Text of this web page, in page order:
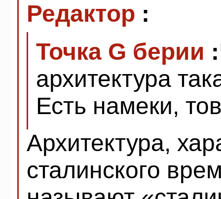
Редактор :
Точка G берии :
архитектура
Есть намеки,
Архитектура,
сталинского